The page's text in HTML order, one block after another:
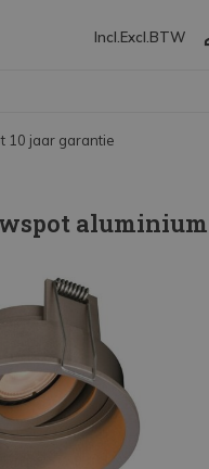
Incl. Excl. BTW
10 jaar garantie
aluminium